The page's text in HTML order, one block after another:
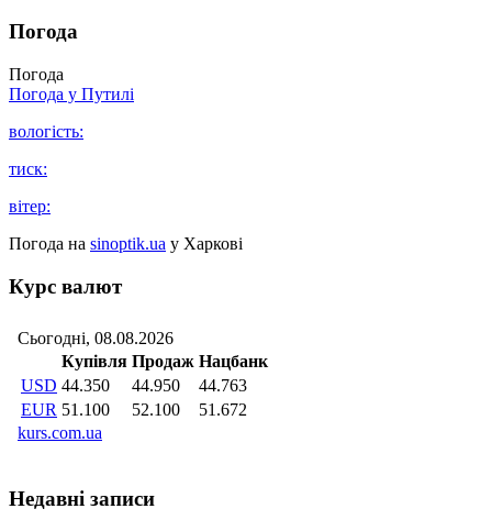
Погода
Погода
Погода у Путилі
вологість:
тиск:
вітер:
Погода на sinoptik.ua у Харкові
Курс валют
Недавні записи